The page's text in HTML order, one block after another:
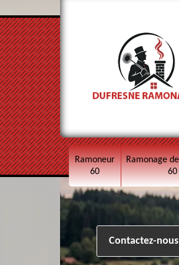
Ramoneur
60
Ramonage
60
Contactez-nous